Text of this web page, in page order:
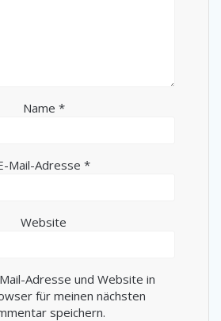
Name *
Mail-Adresse *
Website
Adresse und Website in
für meinen nächsten
speichern.